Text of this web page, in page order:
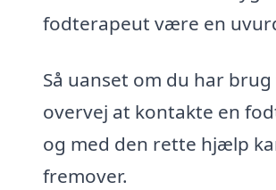
fodterapeut være en
Så uanset om du har
overvej at kontakte en
og med den rette hjælp
fremover.